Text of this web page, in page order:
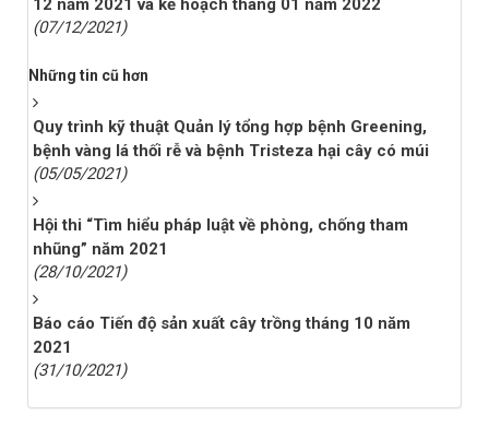
(07/12/2021)
Những tin cũ hơn
Quy trình kỹ thuật Quản lý tổng hợp bệnh Greening,
bệnh vàng lá thối rễ và bệnh Tristeza hại cây có múi
(05/05/2021)
Hội thi “Tìm hiểu pháp luật về phòng, chống tham
nhũng” năm 2021
(28/10/2021)
Báo cáo Tiến độ sản xuất cây trồng tháng 10 năm
2021
(31/10/2021)